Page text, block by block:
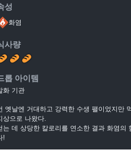
성
화염
사량
롭 아이템
화 기관
옛날엔 거대하고 강력한 수생 팰이었지만
상으로 나왔다.
는 데 상당한 칼로리를 연소한 결과 화염의
!